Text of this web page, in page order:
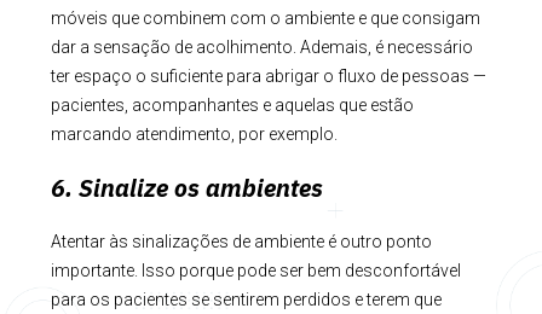
móveis que combinem com o ambiente e que consigam
dar a sensação de acolhimento. Ademais, é necessário
ter espaço o suficiente para abrigar o fluxo de pessoas —
pacientes, acompanhantes e aquelas que estão
marcando atendimento, por exemplo.
6. Sinalize os ambientes
Atentar às sinalizações de ambiente é outro ponto
importante. Isso porque pode ser bem desconfortável
para os pacientes se sentirem perdidos e terem que